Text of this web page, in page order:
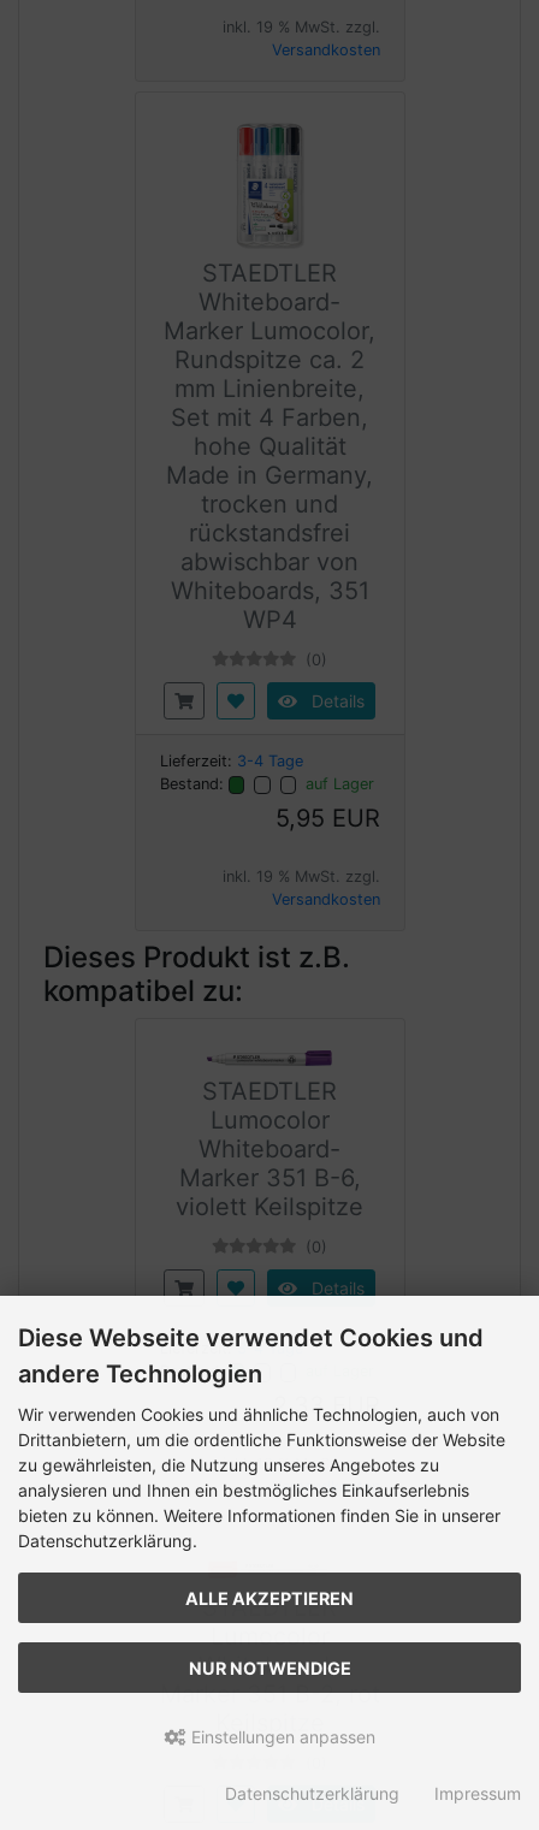
inkl. 19 % MwSt. zzgl.
Versandkosten
STAEDTLER
Whiteboard-
Marker Lumocolor,
Rundspitze ca. 2
mm Linienbreite,
Set mit 4 Farben,
hohe Qualität
Made in Germany,
trocken und
rückstandsfrei
abwischbar von
Whiteboards, 351
WP4
(0)
Details
Lieferzeit: 3-4 Tage
Bestand:
auf Lager
5,95 EUR
inkl. 19 % MwSt. zzgl.
Versandkosten
Dieses Produkt ist z.B.
kompatibel zu:
STAEDTLER
Lumocolor
Whiteboard-
Marker 351 B-6,
violett Keilspitze
(0)
Details
Lieferzeit:3-4 Tage
Bestand:
2,33 EUR
inkl. 19 % MwSt. zzgl.
Versandkosten
STAEDTLER
Lumocolor
Whiteboard-
Marker 351 B-2, rot
Details
Diese Webseite verwendet Cookies und
andere Technologien
Wir verwenden Cookies und ähnliche Technologien, auch von
Drittanbietern, um die ordentliche Funktionsweise der Website
zu gewährleisten, die Nutzung unseres Angebotes zu
analysieren und Ihnen ein bestmögliches Einkaufserlebnis
bieten zu können. Weitere Informationen finden Sie in unserer
Datenschutzerklärung.
ALLE AKZEPTIEREN
NUR NOTWENDIGE
Einstellungen anpassen
Datenschutzerklärung Impressum